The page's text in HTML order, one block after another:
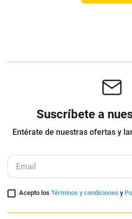
Suscríbete a
Entérate de nuestras ofertas y
Acepto losTérminos y condiciones y